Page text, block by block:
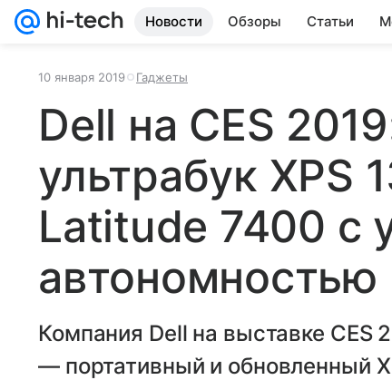
Новости Обзоры Статьи
10 января 2019 Гаджеты
Dell на CES
ультрабук XPS
Latitude 7400 с
автономностью
Компания Dell на выставке CES
— портативный и обновленный